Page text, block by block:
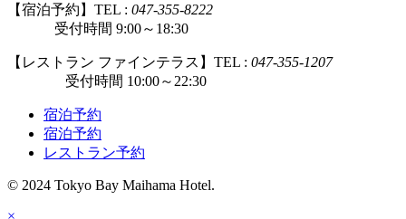
【宿泊予約】TEL : 047-355-8222
受付時間 9:00～18:30
【レストラン ファインテラス】TEL : 047-355-1207
受付時間 10:00～22:30
宿泊予約
宿泊予約
レストラン予約
© 2024 Tokyo Bay Maihama Hotel.
×